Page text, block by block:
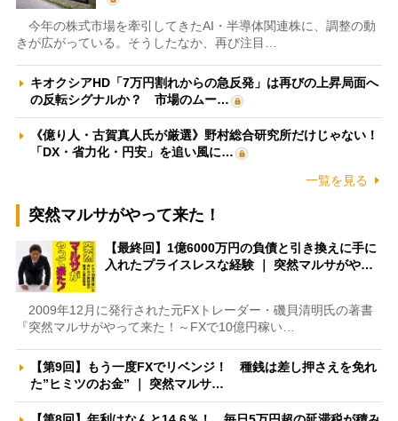
今年の株式市場を牽引してきたAI・半導体関連株に、調整の動
きが広がっている。そうしたなか、再び注目…
キオクシアHD「7万円割れからの急反発」は再びの上昇局面へ
の反転シグナルか？ 市場のムー…
《億り人・古賀真人氏が厳選》野村総合研究所だけじゃない！
「DX・省力化・円安」を追い風に…
一覧を見る
突然マルサがやって来た！
【最終回】1億6000万円の負債と引き換えに手に
入れたプライスレスな経験 ｜ 突然マルサがや…
2009年12月に発行された元FXトレーダー・磯貝清明氏の著書
『突然マルサがやって来た！～FXで10億円稼い…
【第9回】もう一度FXでリベンジ！ 種銭は差し押さえを免れ
た”ヒミツのお金” ｜ 突然マルサ…